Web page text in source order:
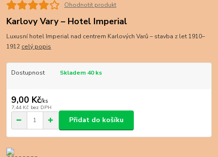
Ohodnotit produkt
Karlovy Vary – Hotel Imperial
Luxusní hotel Imperial nad centrem Karlových Varů – stavba z let 1910–
1912 celý popis
Dostupnost Skladem 40 ks
9,00 Kč/ks
7,44 Kč bez DPH
Přidat do košíku